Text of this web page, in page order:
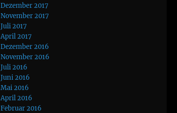
Dezember 2017
November 2017
Juli 2017
April 2017
Dezember 2016
November 2016
Juli 2016
Juni 2016
Mai 2016
April 2016
Februar 2016